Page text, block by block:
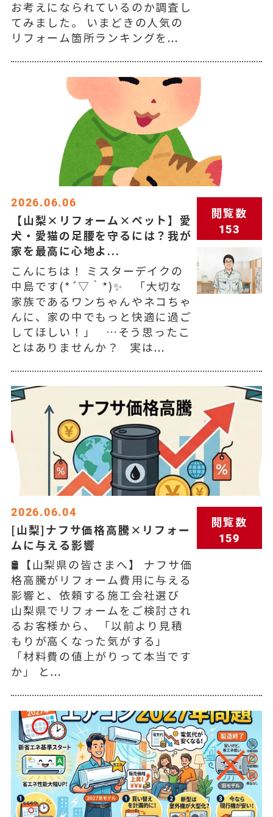
お考えになられているのか調査し
てみました。 いまどきの人気の
リフォーム箇所ランキングを...
2026.06.06
【山梨×リフォーム×ペット】愛
犬・愛猫の足腰を守るには？我が
家を最高に心地よ...
こんにちは！ ミスターデイクの
中島です(*´▽｀*)✨ 「大切な
家族であるワンちゃんやネコちゃ
んに、家の中でもっと快適に過ご
してほしい！」 …そう思ったこ
とはありませんか？ 実は...
閲覧数
153
2026.06.04
[山梨]ナフサ価格高騰×リフォー
ムに与える影響
🛢️【山梨県の皆さまへ】 ナフサ価
格高騰がリフォーム費用に与える
影響と、依頼する施工会社選び
山梨県でリフォームをご検討され
るお客様から、 「以前より見積
もりが高くなった気がする」
「材料費の値上がりって本当です
か」 と...
閲覧数
159